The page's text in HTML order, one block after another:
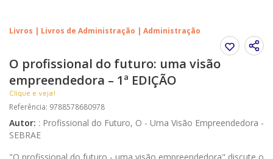
Livros | Livros de Administração | Administração
O profissional do futuro: uma visão
empreendedora – 1ª EDIÇÃO
Clique e veja!
Referência: 9788578680978
Autor: : Profissional do Futuro, O - Uma Visão Empreendedora -
SEBRAE